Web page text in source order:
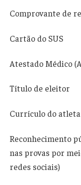
Comprovante de
Cartão do SUS
Atestado Médico
Título de eleitor
Currículo do atleta
Reconhecimento
nas provas por
redes sociais)